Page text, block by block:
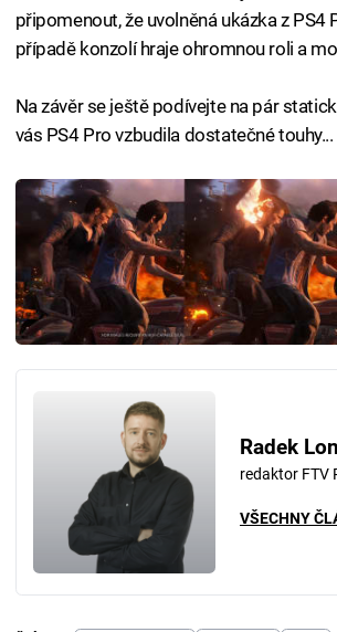
připomenout, že uvolněná ukázka z
případě konzolí hraje ohromnou roli a
Na závěr se ještě podívejte na pár
vás PS4 Pro vzbudila dostatečné touhy...
Radek
redaktor FTV
VŠECHNY